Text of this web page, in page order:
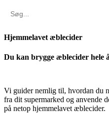
for:
Hjemmelavet æblecider
Du kan brygge æblecider hele
Vi guider nemlig til, hvordan du
fra dit supermarked og anvende
på netop hjemmelavet æblecider.